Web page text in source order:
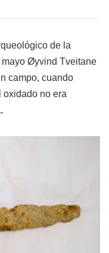
de la
Øyvind Tveitane
campo, cuando
oxidado no era